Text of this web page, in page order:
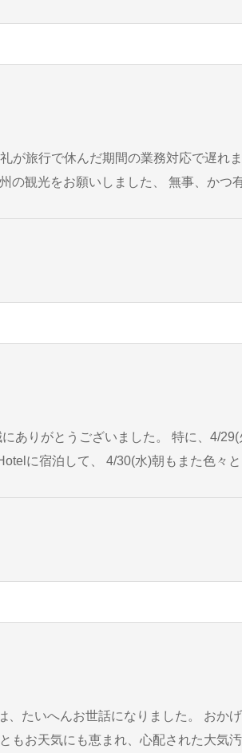
観光をお願いしました、 無事、かつ
もお天気にも恵まれ、心配された大気